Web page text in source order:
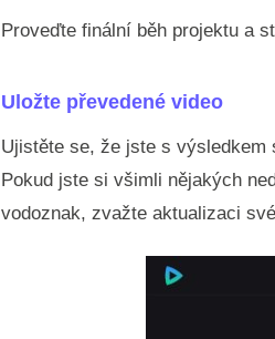
Proveďte finální běh projektu a
Uložte převedené video
Ujistěte se, že jste s výsledkem
Pokud jste si všimli nějakých
vodoznak, zvažte aktualizaci